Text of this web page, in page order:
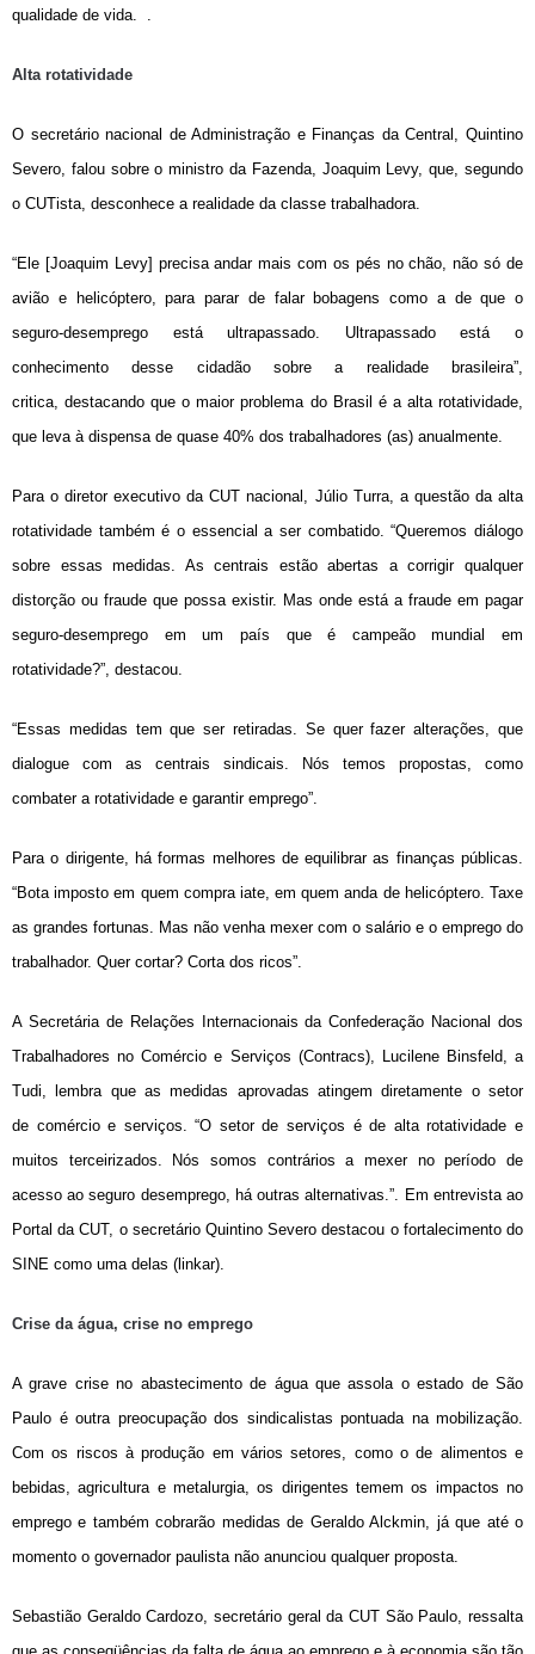
qualidade de vida. .
Alta rotatividade
O secretário nacional de Administração e Finanças da Central, Quintino
Severo, falou sobre o ministro da Fazenda, Joaquim Levy, que, segundo
o CUTista, desconhece a realidade da classe trabalhadora.
“Ele [Joaquim Levy] precisa andar mais com os pés no chão, não só de
avião e helicóptero, para parar de falar bobagens como a de que o
seguro-desemprego está ultrapassado. Ultrapassado está o
conhecimento desse cidadão sobre a realidade brasileira”,
critica, destacando que o maior problema do Brasil é a alta rotatividade,
que leva à dispensa de quase 40% dos trabalhadores (as) anualmente.
Para o diretor executivo da CUT nacional, Júlio Turra, a questão da alta
rotatividade também é o essencial a ser combatido. “Queremos diálogo
sobre essas medidas. As centrais estão abertas a corrigir qualquer
distorção ou fraude que possa existir. Mas onde está a fraude em pagar
seguro-desemprego em um país que é campeão mundial em
rotatividade?”, destacou.
“Essas medidas tem que ser retiradas. Se quer fazer alterações, que
dialogue com as centrais sindicais. Nós temos propostas, como
combater a rotatividade e garantir emprego”.
Para o dirigente, há formas melhores de equilibrar as finanças públicas.
“Bota imposto em quem compra iate, em quem anda de helicóptero. Taxe
as grandes fortunas. Mas não venha mexer com o salário e o emprego do
trabalhador. Quer cortar? Corta dos ricos”.
A Secretária de Relações Internacionais da Confederação Nacional dos
Trabalhadores no Comércio e Serviços (Contracs), Lucilene Binsfeld, a
Tudi, lembra que as medidas aprovadas atingem diretamente o setor
de comércio e serviços. “O setor de serviços é de alta rotatividade e
muitos terceirizados. Nós somos contrários a mexer no período de
acesso ao seguro desemprego, há outras alternativas.”. Em entrevista ao
Portal da CUT, o secretário Quintino Severo destacou o fortalecimento do
SINE como uma delas (linkar).
Crise da água, crise no emprego
A grave crise no abastecimento de água que assola o estado de São
Paulo é outra preocupação dos sindicalistas pontuada na mobilização.
Com os riscos à produção em vários setores, como o de alimentos e
bebidas, agricultura e metalurgia, os dirigentes temem os impactos no
emprego e também cobrarão medidas de Geraldo Alckmin, já que até o
momento o governador paulista não anunciou qualquer proposta.
Sebastião Geraldo Cardozo, secretário geral da CUT São Paulo, ressalta